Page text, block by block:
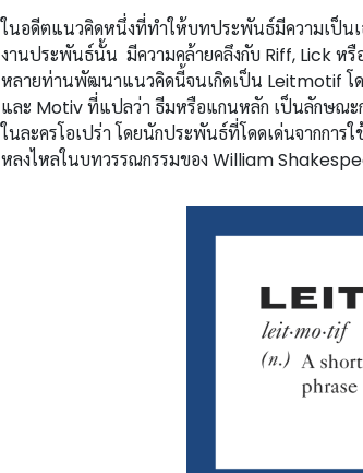
ในอดีตแนวคิดหนึ่งที่ทำให้บทประพันธ์มีความเป็น
งานประพันธ์นั้น มีความคล้ายคลึงกับ Riff, Lick ห
หลายท่านพัฒนาแนวคิดนี้จนเกิดเป็น Leitmotif โ
และ Motiv ที่แปลว่า ธีมหรือแกนหลัก เป็นลักษณ
ในละครโอเปร่า โดยนักประพันธ์ที่โดดเด่นจากก
หลงไหลในบทวรรณกรรมของ William